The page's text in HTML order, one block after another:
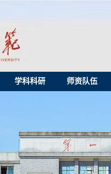
学科科研 师资队伍